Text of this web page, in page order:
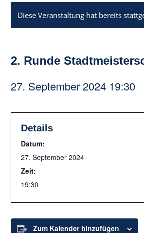
Diese Veranstaltung hat bereits
2. Runde
27. September 2024 19:30
Details
Datum:
27. September 2024
Zeit:
19:30
Zum Kalender hinzufügen